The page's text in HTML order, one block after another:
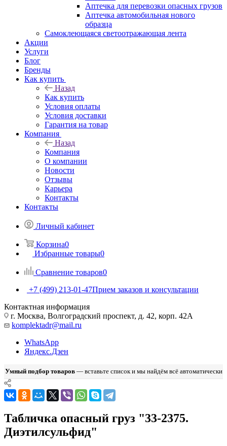
Аптечка для перевозки опасных грузов
Аптечка автомобильная нового
образца
Самоклеющаяся светоотражающая лента
Акции
Услуги
Блог
Бренды
Как купить
Назад
Как купить
Условия оплаты
Условия доставки
Гарантия на товар
Компания
Назад
Компания
О компании
Новости
Отзывы
Карьера
Контакты
Контакты
Личный кабинет
Корзина0
Избранные товары0
Сравнение товаров0
+7 (499) 213-01-47Прием заказов и консультации
Контактная информация
г. Москва, Волгоградский проспект, д. 42, корп. 42А
komplektadr@mail.ru
WhatsApp
Яндекс.Дзен
Умный подбор товаров— вставьте список и мы найдём всё автоматически
Табличка опасный груз "33-2375.
Диэтилсульфид"